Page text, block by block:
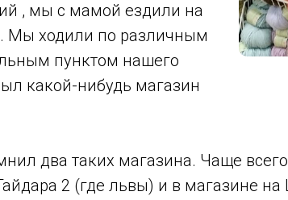
, мы с мамой ездили на
Мы ходили по различным
пунктом нашего
какой-нибудь магазин
два таких магазина. Чаще
2 (где львы) и в магазине